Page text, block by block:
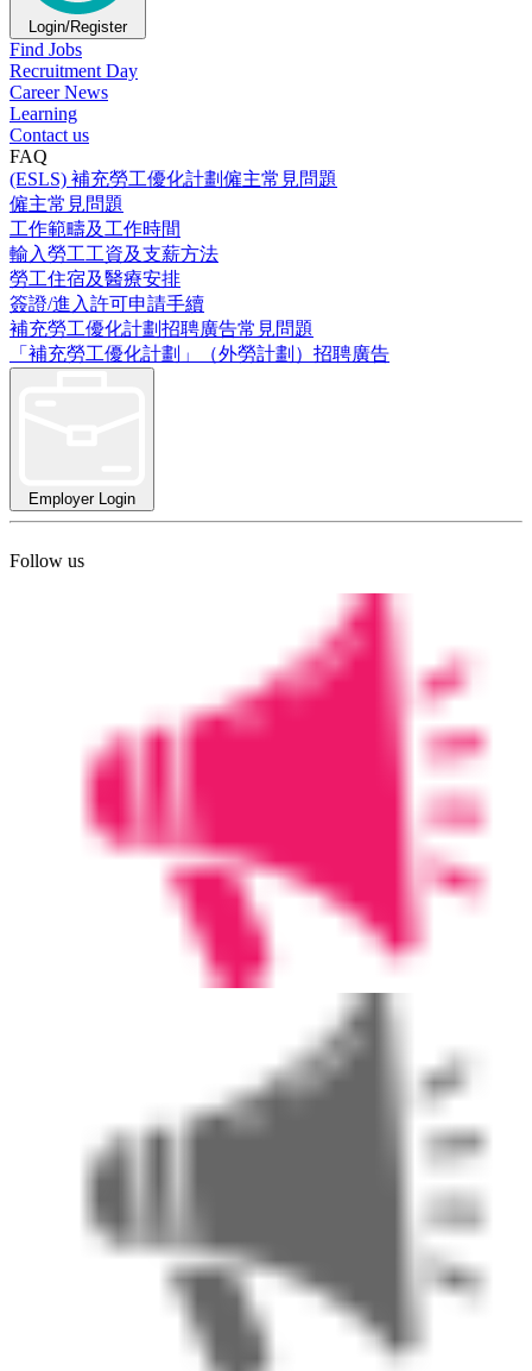
Login/Register
Find Jobs
Recruitment Day
Career News
Learning
Contact us
FAQ
(ESLS) 補充勞工優化計劃僱主常見問題
僱主常見問題
工作範疇及工作時間
輸入勞工工資及支薪方法
勞工住宿及醫療安排
簽證/進入許可申請手續
補充勞工優化計劃招聘廣告常見問題
「補充勞工優化計劃」（外勞計劃）招聘廣告
Employer Login
Follow us